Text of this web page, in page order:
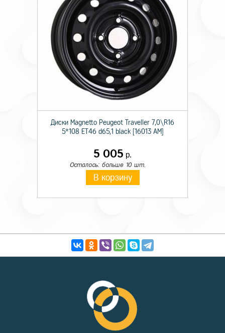
Диски Magnetto Peugeot Traveller 7,0\R16
5*108 ET46 d65,1 black [16013 AM]
5 005 р.
Осталось: больше 10 шт.
В корзину